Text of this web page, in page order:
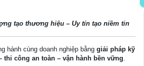
tạo thương hiệu – Uy tín tạo niềm tin
hành cùng doanh nghiệp bằng giải pháp kỹ
thi công an toàn – vận hành bền vững.